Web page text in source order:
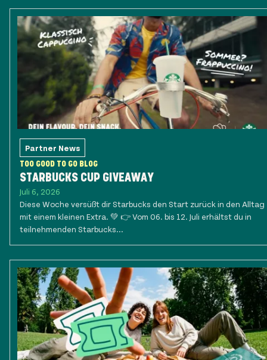
Partner News
TOO GOOD TO GO BLOG
STARBUCKS CUP GIVEAWAY
Juli 6, 2026
Diese Woche versüßt dir Starbucks den Start zurück in den Alltag
mit einem kleinen Extra. 💚 👉 Vom 06. bis 12. Juli erhältst du in
teilnehmenden Starbucks...